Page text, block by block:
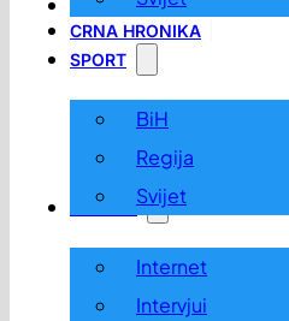
LOKALNO
CRNA HRONIKA
SPORT
BiH
Regija
Svijet
ZABAVA
Internet
Intervjui